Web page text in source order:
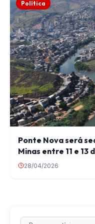
Política
Ponte Nova será
Minas entre 11 e 13
28/04/2026